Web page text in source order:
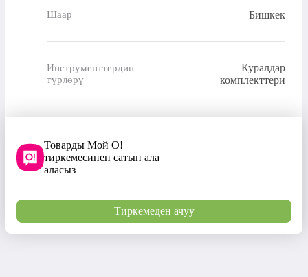
Шаар Бишкек
Инструменттердин
түрлөрү
Куралдар
комплекттери
Товарды Мой О!
тиркемесинен сатып ала
аласыз
Тиркемеден ачуу